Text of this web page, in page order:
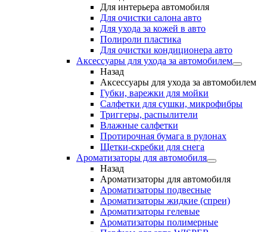
Для интерьера автомобиля
Для очистки салона авто
Для ухода за кожей в авто
Полироли пластика
Для очистки кондиционера авто
Аксессуары для ухода за автомобилем
Назад
Аксессуары для ухода за автомобилем
Губки, варежки для мойки
Салфетки для сушки, микрофибры
Триггеры, распылители
Влажные салфетки
Протирочная бумага в рулонах
Щетки-скребки для снега
Ароматизаторы для автомобиля
Назад
Ароматизаторы для автомобиля
Ароматизаторы подвесные
Ароматизаторы жидкие (спреи)
Ароматизаторы гелевые
Ароматизаторы полимерные